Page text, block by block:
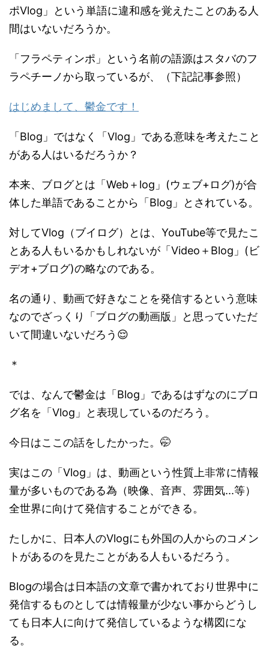
ポVlog」という単語に違和感を覚えたことのある人
間はいないだろうか。
「フラペティンポ」という名前の語源はスタバのフ
ラペチーノから取っているが、（下記記事参照）
はじめまして、鬱金です！
「Blog」ではなく「Vlog」である意味を考えたこと
がある人はいるだろうか？
本来、ブログとは「Web＋log」(ウェブ+ログ)が合
体した単語であることから「Blog」とされている。
対してVlog（ブイログ）とは、YouTube等で見たこ
とある人もいるかもしれないが「Video＋Blog」(ビ
デオ+ブログ)の略なのである。
名の通り、動画で好きなことを発信するという意味
なのでざっくり「ブログの動画版」と思っていただ
いて間違いないだろう😌
＊
では、なんで鬱金は「Blog」であるはずなのにブロ
グ名を「Vlog」と表現しているのだろう。
今日はここの話をしたかった。🤭
実はこの「Vlog」は、動画という性質上非常に情報
量が多いものである為（映像、音声、雰囲気...等）
全世界に向けて発信することができる。
たしかに、日本人のVlogにも外国の人からのコメン
トがあるのを見たことがある人もいるだろう。
Blogの場合は日本語の文章で書かれており世界中に
発信するものとしては情報量が少ない事からどうし
ても日本人に向けて発信しているような構図にな
る。